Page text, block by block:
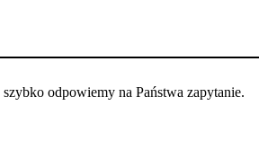
odpowiemy na Państwa zapytanie.